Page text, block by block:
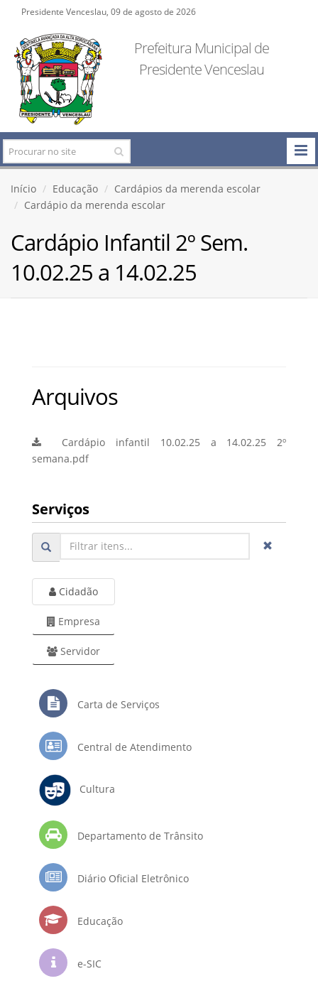
Presidente Venceslau, 09 de agosto de 2026
Prefeitura Municipal de
Presidente Venceslau
Início Educação
Cardápios da merenda escolar
Cardápio da merenda escolar
Cardápio Infantil 2º Sem.
10.02.25 a 14.02.25
Arquivos
Cardápio infantil 10.02.25 a 14.02.25 2º
semana.pdf
Serviços
Cidadão
Empresa
Servidor
Carta de Serviços
Central de Atendimento
Cultura
Departamento de Trânsito
Diário Oficial Eletrônico
Educação
e-SIC